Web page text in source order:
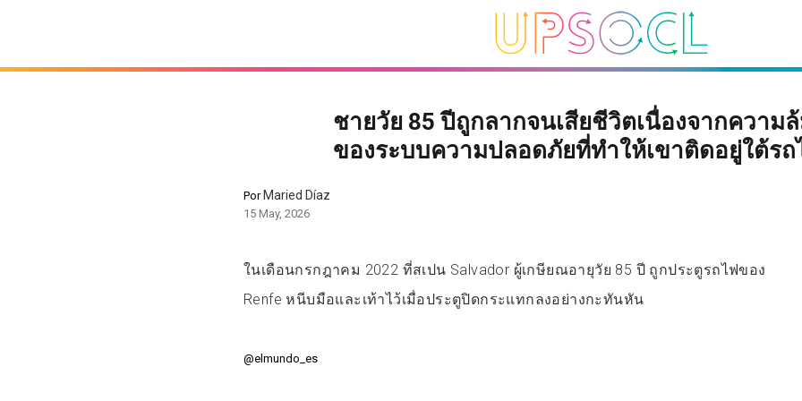
ชายวัย 85 ปีถูกลากจนเสียชีวิตเนื่องจากความ
ของระบบความปลอดภัยที่ทำให้เขาติดอยู่ใต้รถ
PorMaried Díaz
15 May, 2026
ในเดือนกรกฎาคม 2022 ที่สเปน Salvador ผู้เกษียณอายุวัย 85 ปี ถูกประตูรถไฟของ
Renfe หนีบมือและเท้าไว้เมื่อประตูปิดกระแทกลงอย่างกะทันหัน
@elmundo_es